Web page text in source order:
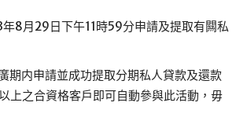
8月29日下午11時59分申請及提取有闗私
期内申請並成功提取分期私人貸款及還款
上之合資格客戶即可自動參與此活動，毋